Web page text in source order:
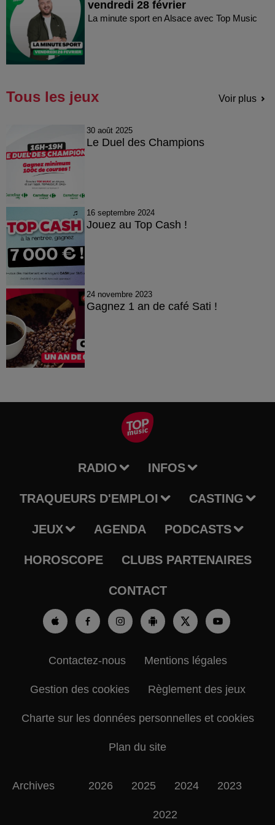
vendredi 28 février
La minute sport en Alsace avec Top Music
Tous les jeux Voir plus
30 août 2025
Le Duel des Champions
16 septembre 2024
Jouez au Top Cash !
24 novembre 2023
Gagnez 1 an de café Sati !
RADIO INFOS
TRAQUEURS D'EMPLOI CASTING
JEUX AGENDA PODCASTS
HOROSCOPE CLUBS PARTENAIRES
CONTACT
Contactez-nous Mentions légales
Gestion des cookies Règlement des jeux
Charte sur les données personnelles et cookies
Plan du site
Archives 2026 2025 2024 2023
2022